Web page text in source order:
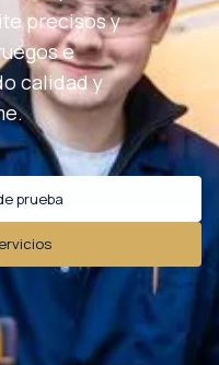
precisos y
e
calidad y
prueba